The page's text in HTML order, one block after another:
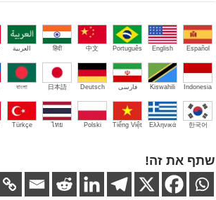
Español
English
Português
中文
हिंदी العربية
Indonesia
Kiswahili فارسی Deutsch
日本語
বাংলা
한국어
Ελληνικά
Tiếng Việt
Polski
ไทย
Türkçe
שתף את זה!